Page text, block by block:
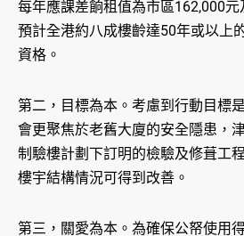
每年應課差餉租值為市區162,000元
預計全港約八成樓齡達50年或以上
資格。
第二，目標為本。考慮到行動目標
會更聚焦於老舊大廈的安全隱患，
制驗樓計劃下訂明的檢驗及修葺工
樓宇結構情況可得到改善。
第三，關愛為本。為確保公帑使用